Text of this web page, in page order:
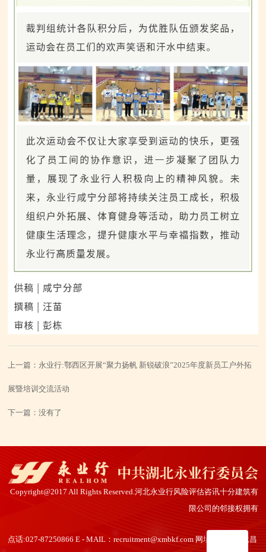
上一篇：永业行:鄂西区开展“聚力扬帆 新锐破浪”2025年度新员工户外拓
展暨培训交流活动
下一篇：没有了
Copyright@2017 All Rights Reserved.河北永业行风险评估咨讯十分建筑有
限公司的邻接权拥有
点话:027-87250866 E - MAIL：recruitment@xmbkf.com 网址：南京市武昌